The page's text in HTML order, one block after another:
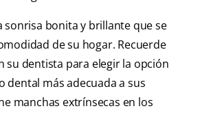
sonrisa bonita y brillante que se
de su hogar. Recuerde
su dentista para elegir la opción
dental más adecuada a sus
manchas extrínsecas en los